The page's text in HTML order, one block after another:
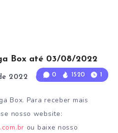
0 1520 1
Box até 03/08/2022
2022 Min Read
Box. Para receber mais
nosso website:
ou baixe nosso